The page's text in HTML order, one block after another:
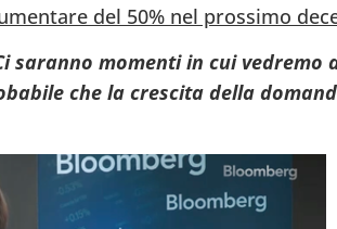
del 50% nel prossimo
saranno momenti in cui
che la crescita della